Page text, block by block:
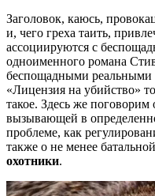
Заголовок, каюсь,
и, чего греха таить,
ассоциируются с
одноименного романа
беспощадными реальными
«Лицензия на убийство»
такое. Здесь же поговорим
вызывающей в
проблеме, как
также о не менее
охотники.